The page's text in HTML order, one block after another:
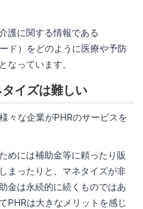
護に関する情報である
ド）をどのように医療や予防
なっています。
イズは難しい
々な企業がPHRのサービスを
めには補助金等に頼ったり販
まったりと、マネタイズが非
金は永続的に続くものではあ
PHRは大きなメリットを感じ